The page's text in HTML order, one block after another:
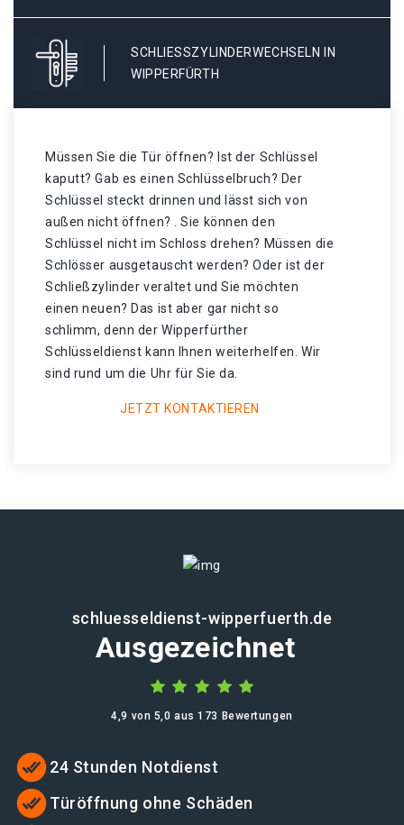
SCHLIESSZYLINDERWECHSELN IN W
IPPERFÜRTH
Müssen Sie die Tür öffnen? Ist der Schlüssel
kaputt? Gab es einen Schlüsselbruch? Der
Schlüssel steckt drinnen und lässt sich von
außen nicht öffnen? . Sie können den
Schlüssel nicht im Schloss drehen? Müssen die
Schlösser ausgetauscht werden? Oder ist der
Schließzylinder veraltet und Sie möchten
einen neuen? Das ist aber gar nicht so
schlimm, denn der Wipperfürther
Schlüsseldienst kann Ihnen weiterhelfen. Wir
sind rund um die Uhr für Sie da.
JETZT KONTAKTIEREN
schluesseldienst-wipperfuerth.de
Ausgezeichnet
4,9 von 5,0 aus 173 Bewertungen
24 Stunden Notdienst
Türöffnung ohne Schäden